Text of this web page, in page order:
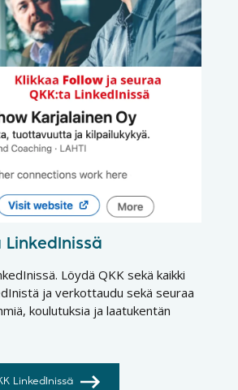
LinkedInissä
Löydä QKK sekä kaikki
ja verkottaudu sekä seuraa
koulutuksia ja laatukentän
LinkedInissä